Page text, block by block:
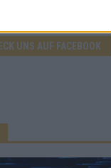
UNS AUF FACEBOOK